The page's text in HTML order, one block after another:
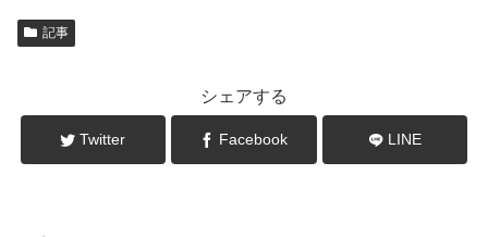
記事
シェアする
Twitter Facebook LINE